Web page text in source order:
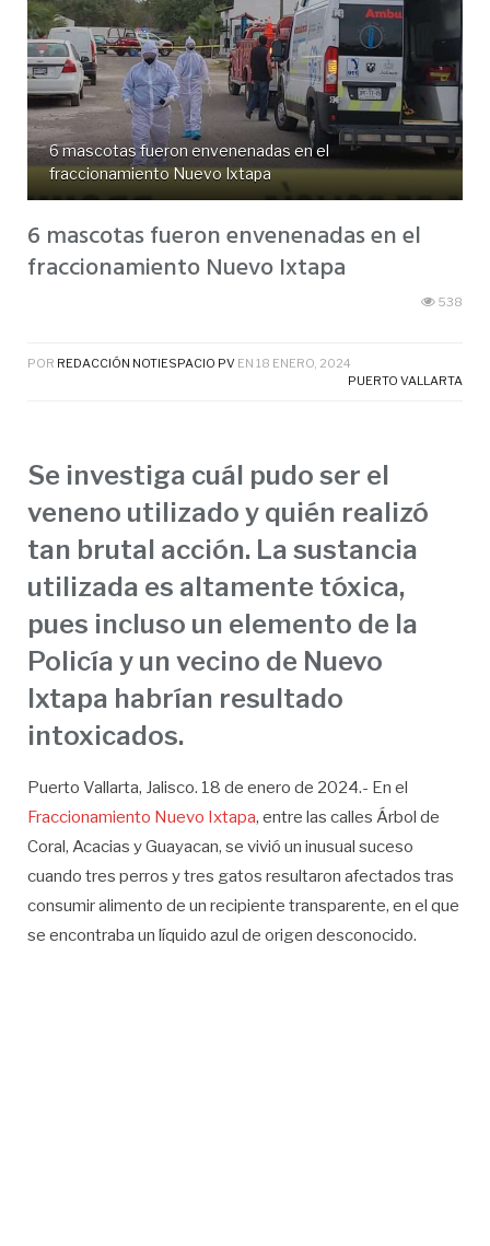
6 mascotas fueron envenenadas en el
fraccionamiento Nuevo Ixtapa
6 mascotas fueron envenenadas en el
fraccionamiento Nuevo Ixtapa
538
POR REDACCIÓN NOTIESPACIO PV EN 18 ENERO, 2024
PUERTO VALLARTA
Se investiga cuál pudo ser el
veneno utilizado y quién realizó
tan brutal acción. La sustancia
utilizada es altamente tóxica,
pues incluso un elemento de la
Policía y un vecino de Nuevo
Ixtapa habrían resultado
intoxicados.
Puerto Vallarta, Jalisco. 18 de enero de 2024.- En el
Fraccionamiento Nuevo Ixtapa, entre las calles Árbol de
Coral, Acacias y Guayacan, se vivió un inusual suceso
cuando tres perros y tres gatos resultaron afectados tras
consumir alimento de un recipiente transparente, en el que
se encontraba un líquido azul de origen desconocido.